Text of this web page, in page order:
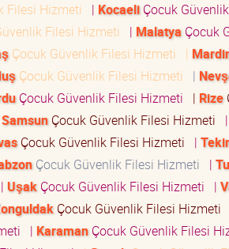
Filesi Hizmeti | KocaeliÇocuk
Filesi Hizmeti | Malatya Çocuk
Çocuk Güvenlik Filesi Hizmeti |
Çocuk Güvenlik Filesi Hizmeti |
Çocuk Güvenlik Filesi Hizmeti | Rize
SamsunÇocuk Güvenlik Filesi Hizmeti |
Çocuk Güvenlik Filesi Hizmeti |
Çocuk Güvenlik Filesi Hizmeti |
| Uşak Çocuk Güvenlik Filesi Hizmeti |
Çocuk Güvenlik Filesi Hizmeti
| KaramanÇocuk Güvenlik Filesi